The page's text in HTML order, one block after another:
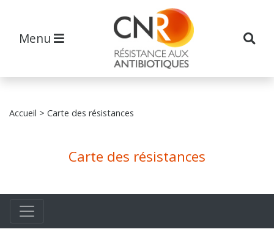
Menu
Accueil > Carte des résistances
Carte des résistances